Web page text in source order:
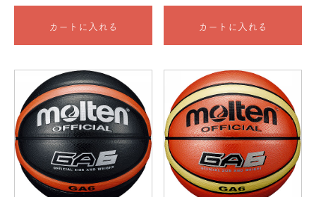
カートに入れる カートに入れる